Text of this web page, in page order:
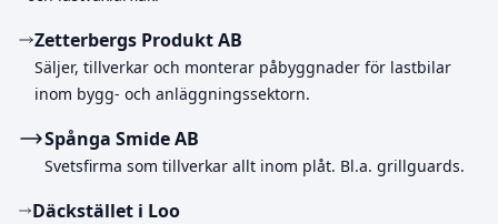
Zetterbergs Produkt AB
Säljer, tillverkar och monterar påbyggnader för lastbilar
inom bygg- och anläggningssektorn.
Spånga Smide AB
Svetsfirma som tillverkar allt inom plåt. Bl.a. grillguards.
Däckstället i Loo